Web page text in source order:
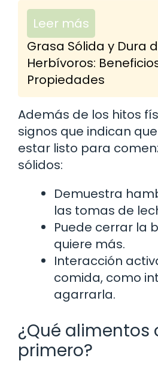
Leer más
Grasa Sólida y Dura
Herbívoros:
Propiedades
Además de los hitos
signos que indican
estar listo para
sólidos:
Demuestra
las tomas de
Puede cerrar la
quiere más.
Interacción
comida, como
agarrarla.
¿Qué alimentos
primero?